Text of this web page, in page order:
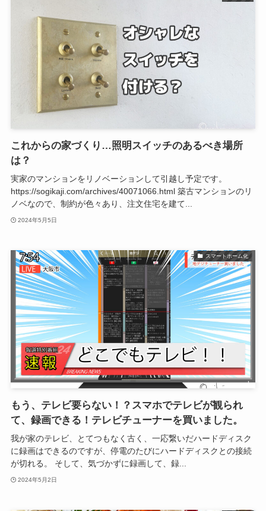
これからの家づくり…照明スイッチのあるべき場所
は？
実家のマンションをリノベーションして引越し予定です。
https://sogikaji.com/archives/40071066.html 築古マンションのリ
ノベなので、制約が色々あり、注文住宅を建て...
2024年5月5日
スマートホーム化
もう、テレビ要らない！？スマホでテレビが観られ
て、録画できる！テレビチューナーを買いました。
我が家のテレビ、とてつもなく古く、一応繋いだハードディスク
に録画はできるのですが、停電のたびにハードディスクとの接続
が切れる。 そして、気づかずに録画して、録...
2024年5月2日